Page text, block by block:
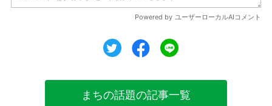
ツイートシェア
まちの話題の記事一覧